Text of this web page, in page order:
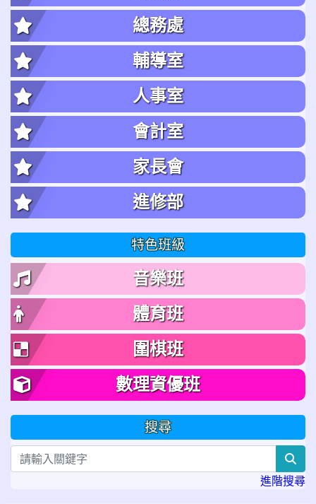
總務處
輔導室
人事室
會計室
家長會
進修部
特色班級
音樂班
體育班
圍棋班
數理資優班
搜尋
進階搜尋